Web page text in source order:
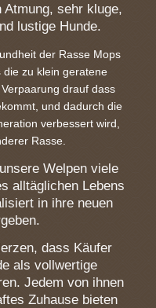
sehr kluge,
lustige Hunde.
der Rasse Mops
zu klein geratene
drauf dass
und dadurch die
verbessert wird,
Rasse.
Welpen viele
alltäglichen Lebens
in ihre neuen
dass Käufer
als vollwertige
Jedem von ihnen
Zuhause bieten